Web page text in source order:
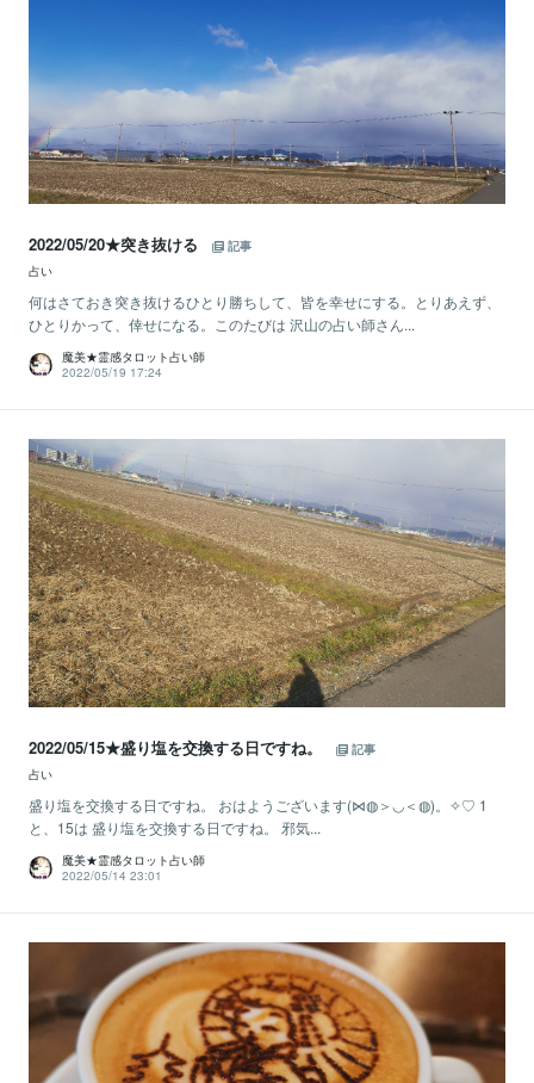
2022/05/20★突き抜ける
記事
占い
何はさておき突き抜けるひとり勝ちして、皆を幸せにする。とりあえず、
ひとりかって、倖せになる。このたびは 沢山の占い師さん...
魔美★霊感タロット占い師
2022/05/19 17:24
2022/05/15★盛り塩を交換する日ですね。
記事
占い
盛り塩を交換する日ですね。 おはようございます(⋈◍＞◡＜◍)。✧♡ 1
と、15は 盛り塩を交換する日ですね。 邪気...
魔美★霊感タロット占い師
2022/05/14 23:01